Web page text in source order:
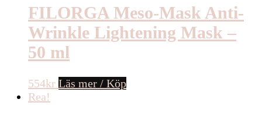
FILORGA Meso-Mask Anti-
Wrinkle Lightening Mask –
50 ml
554kr Läs mer / Köp
Rea!